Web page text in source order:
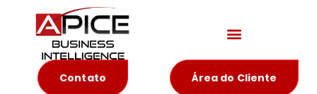
Contato Área do Cliente